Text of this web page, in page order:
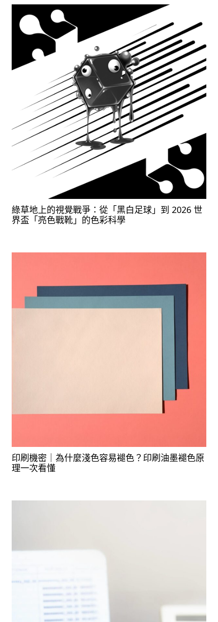
綠草地上的視覺戰爭：從「黑白足球」到 2026 世
界盃「亮色戰靴」的色彩科學
印刷機密｜為什麼淺色容易褪色？印刷油墨褪色原
理一次看懂